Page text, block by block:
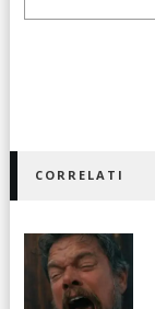
CORRELATI